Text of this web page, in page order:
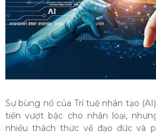
Sự bùng nổ của Trí tuệ nhân tạo
tiến vượt bậc cho nhân loại,
nhiều thách thức về đạo đức và